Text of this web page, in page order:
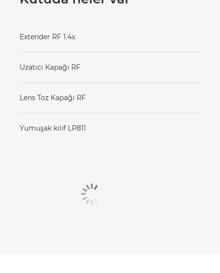
Extender RF 1.4x
Uzatıcı Kapağı RF
Lens Toz Kapağı RF
Yumuşak kılıf LP811